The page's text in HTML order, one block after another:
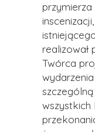
realizował
Twórca
wszystkich